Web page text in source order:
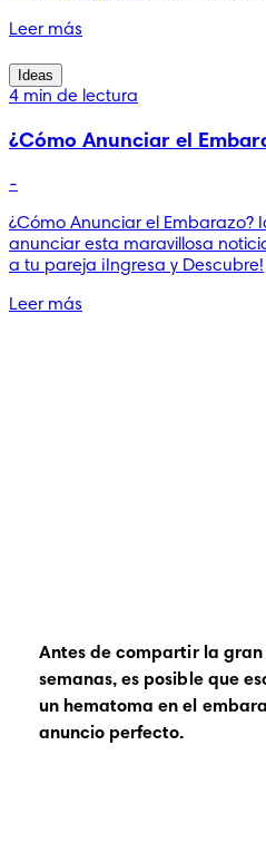
Leer más
Ideas
4 min de lectura
¿Cómo Anunciar el
-
¿Cómo Anunciar el Embarazo?
anunciar esta maravillosa
a tu pareja ¡Ingresa y Descubre!
Leer más
Antes de compartir la gran
semanas, es posible que
un hematoma en el
anuncio perfecto.